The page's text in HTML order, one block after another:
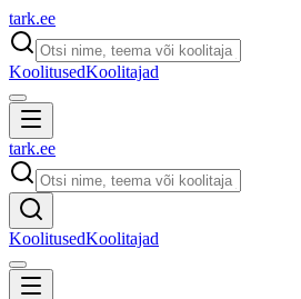
tark.ee
KoolitusedKoolitajad
tark.ee
KoolitusedKoolitajad